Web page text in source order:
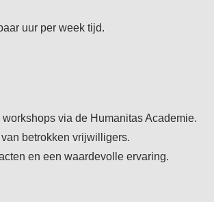
uur per week tijd.
via de Humanitas Academie.
betrokken vrijwilligers.
en een waardevolle ervaring.